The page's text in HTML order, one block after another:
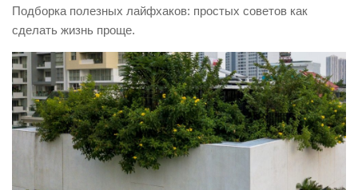
Подборка полезных лайфхаков: простых советов как
сделать жизнь проще.